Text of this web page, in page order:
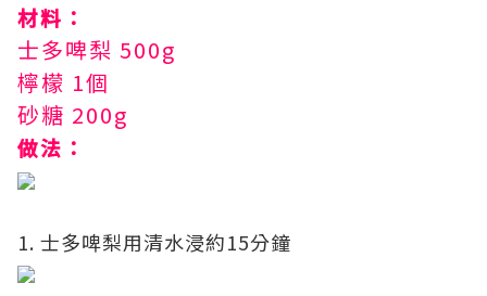
材料：
士多啤梨 500g
檸檬 1個
砂糖 200g
做法：
1. 士多啤梨用清水浸約15分鐘